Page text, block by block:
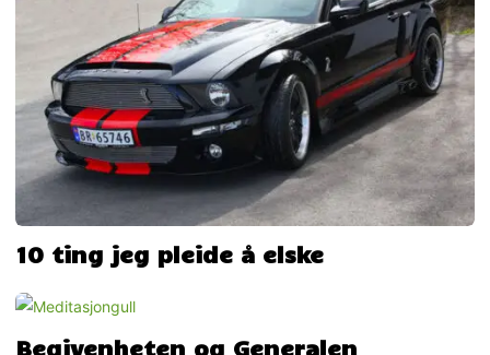
10 ting jeg pleide å elske
Begivenheten og Generalen